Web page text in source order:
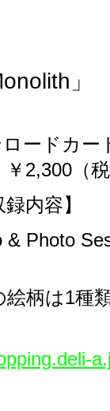
ロードカ
2,300 （
内容】
& Photo
柄は1種